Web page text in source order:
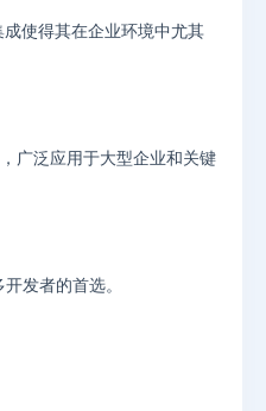
成使得其在企业环境中尤其
广泛应用于大型企业和关键
发者的首选。